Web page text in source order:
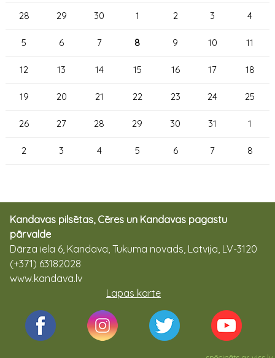
28 29 30 1 2 3 4
5 6 7 8 9 10 11
12 13 14 15 16 17 18
19 20 21 22 23 24 25
26 27 28 29 30 31 1
2 3 4 5 6 7 8
Kandavas pilsētas, Cēres un Kandavas pagastu
pārvalde
Dārza iela 6, Kandava, Tukuma novads, Latvija, LV-3120
(+371) 63182028
www.kandava.lv
Lapas karte